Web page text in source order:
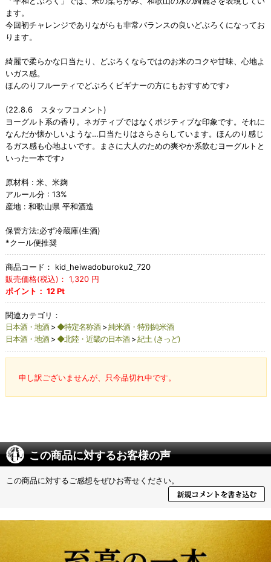
ます。
今回初チャレンジでありながらも非常バランスの良いどぶろくになってお
ります。
綺麗で柔らかな口当たり、どぶろくならではのお米のコクや甘味、心地よ
いガス感。
ほんのりフルーティでどぶろくビギナーの方にもおすすめです♪
(22.8.6 スタッフコメント)
ヨーグルト系の香り。ネガティブではなくポジティブな印象です。それに
なんだか懐かしいような…口当たりはさらさらしています。ほんのり感じ
るガス感も心地よいです。まさに大人のための爽やか系飲むヨーグルトと
いった一本です♪
原材料 : 米、米麹
アルール分 : 13%
産地 : 和歌山県 平和酒造
保管方法:必ず冷蔵庫(生酒)
*クール便推奨
商品コード：
kid_heiwadoburoku2_720
販売価格(税込)： 1,320円
ポイント： 12Pt
関連カテゴリ：
日本酒・地酒> ◆特定名称酒> 純米酒・特別純米酒
日本酒・地酒> ◆北陸・近畿の日本酒> 紀土 (きっど)
申し訳ございませんが、只今品切れ中です。
この商品に対するお客様の声
この商品に対するご感想をぜひお寄せください。